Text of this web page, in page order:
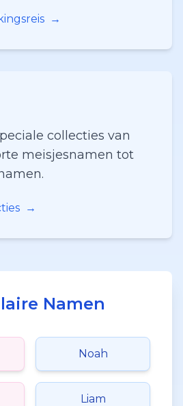
→
collecties van
meisjesnamen tot
→
Namen
Noah
Liam